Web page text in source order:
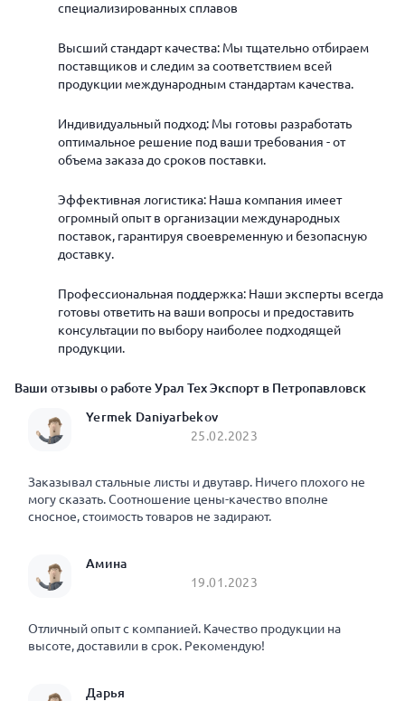
специализированных сплавов
Высший стандарт качества: Мы тщательно отбираем
поставщиков и следим за соответствием всей
продукции международным стандартам качества.
Индивидуальный подход: Мы готовы разработать
оптимальное решение под ваши требования - от
объема заказа до сроков поставки.
Эффективная логистика: Наша компания имеет
огромный опыт в организации международных
поставок, гарантируя своевременную и безопасную
доставку.
Профессиональная поддержка: Наши эксперты всегда
готовы ответить на ваши вопросы и предоставить
консультации по выбору наиболее подходящей
продукции.
Ваши отзывы о работе Урал Тех Экспорт в Петропавловск
Yermek Daniyarbekov
25.02.2023
Заказывал стальные листы и двутавр. Ничего плохого не
могу сказать. Соотношение цены-качество вполне
сносное, стоимость товаров не задирают.
Амина
19.01.2023
Отличный опыт с компанией. Качество продукции на
высоте, доставили в срок. Рекомендую!
Дарья